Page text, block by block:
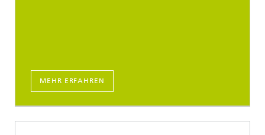
MEHR ERFAHREN